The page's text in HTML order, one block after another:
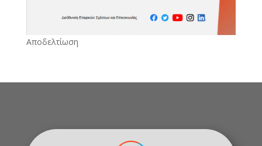
Αποδελτίωση